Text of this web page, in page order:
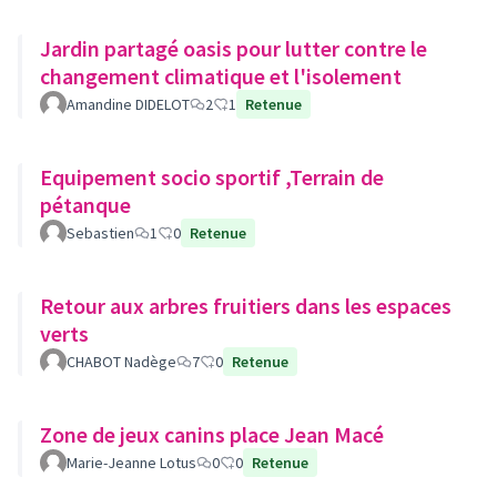
Jardin partagé oasis pour lutter contre le
changement climatique et l'isolement
Amandine DIDELOT 2 1 Retenue
Equipement socio sportif ,Terrain de
pétanque
Sebastien 1 0 Retenue
Retour aux arbres fruitiers dans les espaces
verts
CHABOT Nadège 7 0 Retenue
Zone de jeux canins place Jean Macé
Marie-Jeanne Lotus 0 0 Retenue